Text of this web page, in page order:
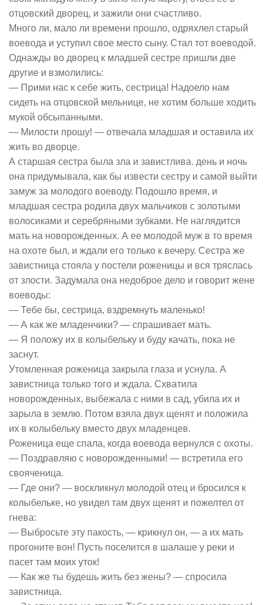
отцовский дворец, и зажили они счастливо.
Много ли, мало ли времени прошло, одряхлел старый
воевода и уступил свое место сыну. Стал тот воеводой.
Однажды во дворец к младшей сестре пришли две
другие и взмолились:
— Прими нас к себе жить, сестрица! Надоело нам
сидеть на отцовской мельнице, не хотим больше ходить
мукой обсыпанными.
— Милости прошу! — отвечала младшая и оставила их
жить во дворце.
А старшая сестра была зла и завистлива. день и ночь
она придумывала, как бы извести сестру и самой выйти
замуж за молодого воеводу. Подошло время, и
младшая сестра родила двух мальчиков с золотыми
волосиками и серебряными зубками. Не наглядится
мать на новорожденных. А ее молодой муж в то время
на охоте был, и ждали его только к вечеру. Сестра же
завистница стояла у постели роженицы и вся тряслась
от злости. Задумала она недоброе дело и говорит жене
воеводы:
— Тебе бы, сестрица, вздремнуть маленько!
— А как же младенчики? — спрашивает мать.
— Я положу их в колыбельку и буду качать, пока не
заснут.
Утомленная роженица закрыла глаза и уснула. А
завистница только того и ждала. Схватила
новорожденных, выбежала с ними в сад, убила их и
зарыла в землю. Потом взяла двух щенят и положила
их в колыбельку вместо двух младенцев.
Роженица еще спала, когда воевода вернулся с охоты.
— Поздравляю с новорожденными! — встретила его
свояченица.
— Где они? — воскликнул молодой отец и бросился к
колыбельке, но увидел там двух щенят и пожелтел от
гнева:
— Выбросьте эту пакость, — крикнул он, — а их мать
прогоните вон! Пусть поселится в шалаше у реки и
пасет там моих уток!
— Как же ты будешь жить без жены? — спросила
завистница.